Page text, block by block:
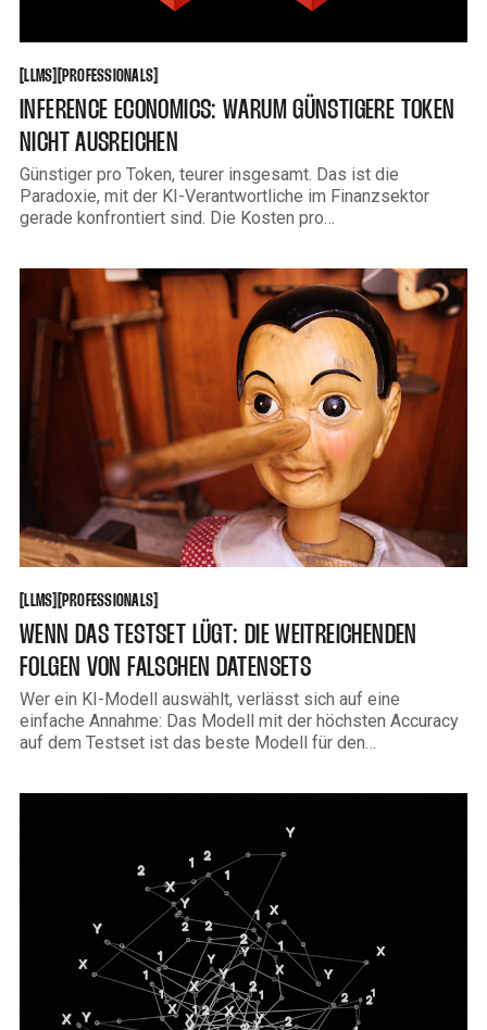
LLMS PROFESSIONALS
INFERENCE ECONOMICS: WARUM GÜNSTIGERE TOKEN
NICHT AUSREICHEN
Günstiger pro Token, teurer insgesamt. Das ist die
Paradoxie, mit der KI-Verantwortliche im Finanzsektor
gerade konfrontiert sind. Die Kosten pro
aber erklärbar — und wer den Mechanismus dahinter
versteht, trifft bessere Architekturentscheidungen. Was
Inference überhaupt bedeutet Bevor es um
[LLMS[ [PROFESSIONALS[
WENN DAS TESTSET LÜGT: DIE WEITREICHENDEN
FOLGEN VON FALSCHEN DATENSETS
Wer ein KI-Modell auswählt, verlässt sich auf eine
einfache Annahme: Das Modell mit der höchsten Accuracy
auf dem Testset ist das beste Modell für den